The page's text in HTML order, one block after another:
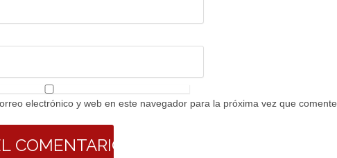
electrónico y web en este navegador para la próxima vez que comente.